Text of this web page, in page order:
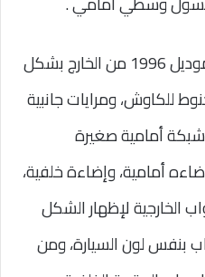
وتظهر سيارة فيكترا السيدان موديل 1996 من الخارج بشكل
بفضل احتوائها علي، 4 جنوط للكاوش، ومرايات جانبية
أمامية صغيرة
أمامية، وإضاءة خلفية،
الخارجية لإظهار الشكل
بنفس لون السيارة، ومن